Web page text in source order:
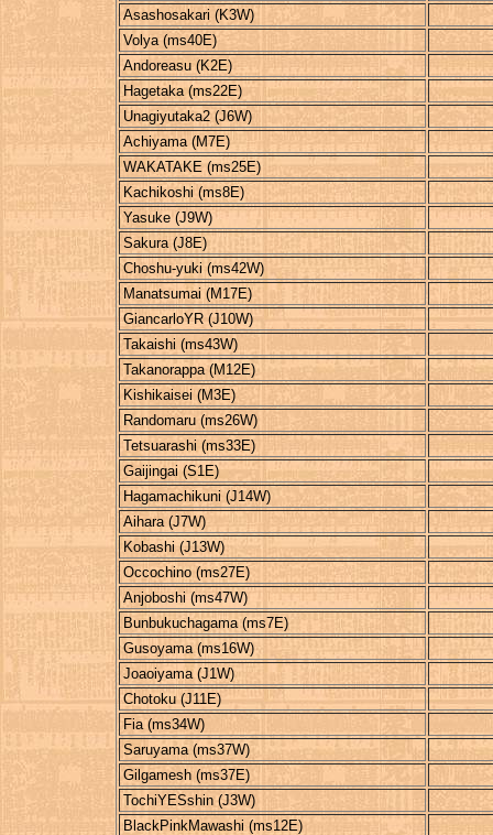
Asashosakari (K3W)
Volya (ms40E)
Andoreasu (K2E)
Hagetaka (ms22E)
Unagiyutaka2 (J6W)
Achiyama (M7E)
WAKATAKE (ms25E)
Kachikoshi (ms8E)
Yasuke (J9W)
Sakura (J8E)
Choshu-yuki (ms42W)
Manatsumai (M17E)
GiancarloYR (J10W)
Takaishi (ms43W)
Takanorappa (M12E)
Kishikaisei (M3E)
Randomaru (ms26W)
Tetsuarashi (ms33E)
Gaijingai (S1E)
Hagamachikuni (J14W)
Aihara (J7W)
Kobashi (J13W)
Occochino (ms27E)
Anjoboshi (ms47W)
Bunbukuchagama (ms7E)
Gusoyama (ms16W)
Joaoiyama (J1W)
Chotoku (J11E)
Fia (ms34W)
Saruyama (ms37W)
Gilgamesh (ms37E)
TochiYESshin (J3W)
BlackPinkMawashi (ms12E)